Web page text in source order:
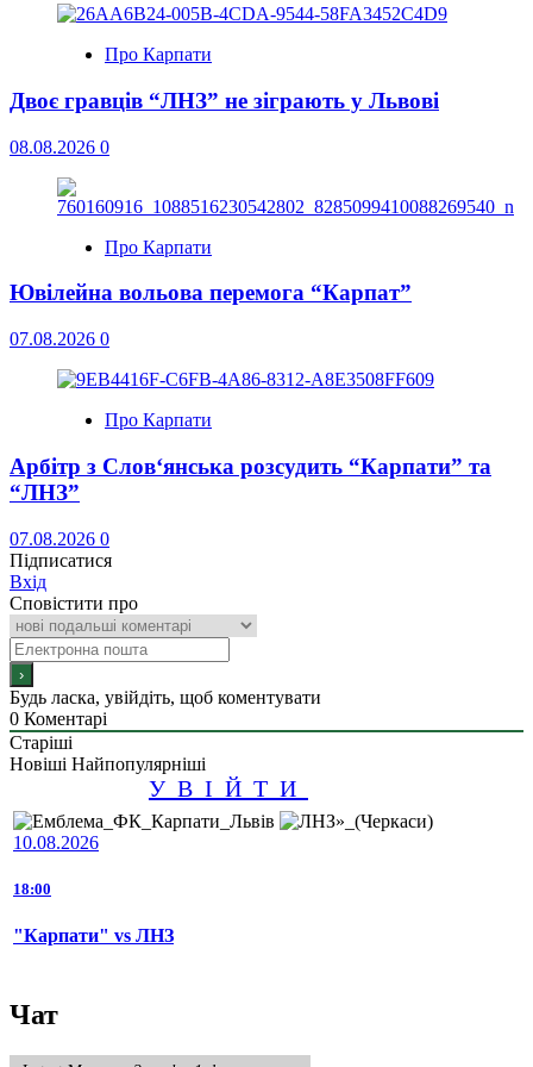
Про Карпати
Двоє гравців “ЛНЗ” не зіграють у Львові
08.08.2026 0
Про Карпати
Ювілейна вольова перемога “Карпат”
07.08.2026 0
Про Карпати
Арбітр з Слов‘янська розсудить “Карпати” та
“ЛНЗ”
07.08.2026 0
Підписатися
Вхід
Сповістити про
Будь ласка, увійдіть, щоб коментувати
0 Коментарі
Старіші
Новіші Найпопулярніші
УВІЙТИ
10.08.2026
18:00
"Карпати" vs ЛНЗ
Чат